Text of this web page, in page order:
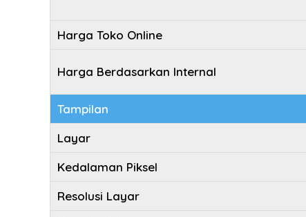
Harga Toko Online
Harga Berdasarkan Internal
Tampilan
Layar
Kedalaman Piksel
Resolusi Layar